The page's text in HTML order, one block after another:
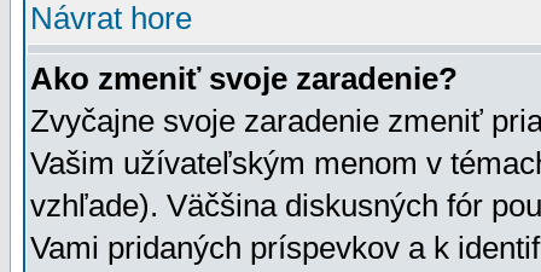
Návrat hore
Ako zmeniť svoje zaradenie?
Zvyčajne svoje zaradenie zmeniť
Vašim užívateľským menom v
vzhľade). Väčšina diskusných fór
Vami pridaných príspevkov a k